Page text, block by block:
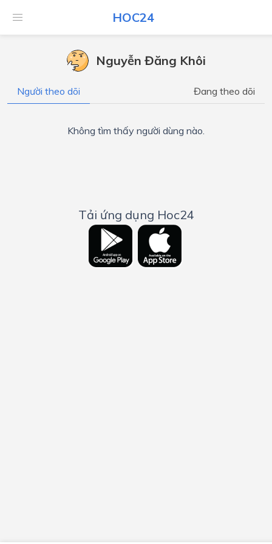
HOC24
Nguyễn Đăng Khôi
Người theo dõi Đang theo dõi
Không tìm thấy người dùng nào.
Tải ứng dụng Hoc24